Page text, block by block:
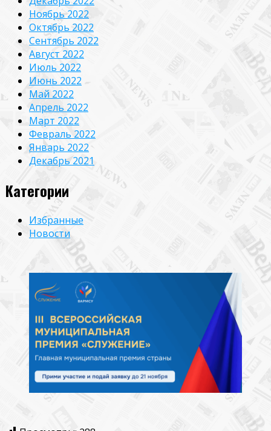
Ноябрь 2022
Октябрь 2022
Сентябрь 2022
Август 2022
Июль 2022
Июнь 2022
Май 2022
Апрель 2022
Март 2022
Февраль 2022
Январь 2022
Декабрь 2021
Категории
Избранные
Новости